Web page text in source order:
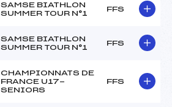
SAMSE BIATHLON
SUMMER TOUR N°1
FFS
SAMSE BIATHLON
SUMMER TOUR N°1
FFS
CHAMPIONNATS DE
FRANCE U17-
SENIORS
FFS